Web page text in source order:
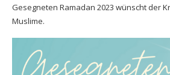
Bildungsreise
Gebetsraum Düsseldorf Airport
KDDM-Pressemitteilungen
Videos
Kontakt
Gesegneten Ramadan 2023 wünscht der
Muslime.